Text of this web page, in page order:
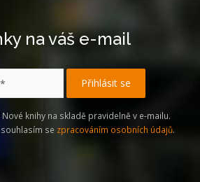
na váš e-mail
knihy na skladě pravidelně v e-mailu.
se zpracováním osobních údajů.